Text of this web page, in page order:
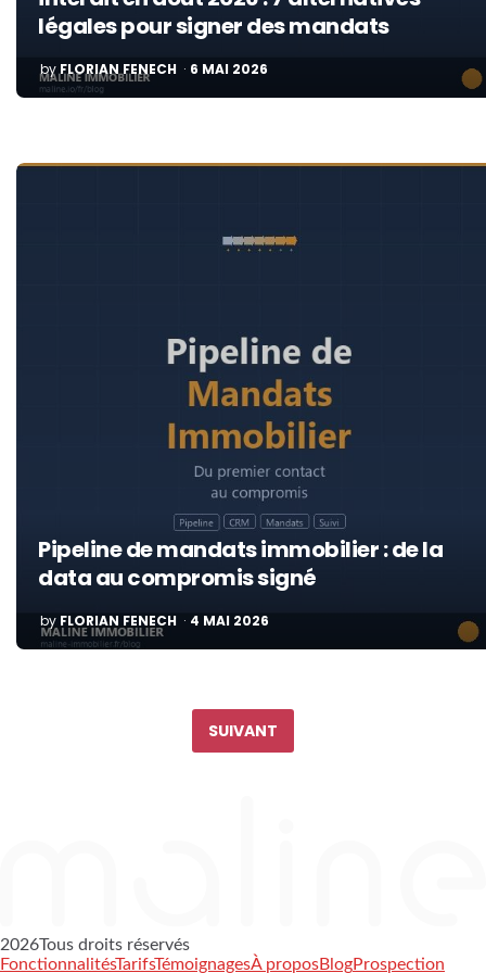
légales pour signer des mandats
POSTED
BY
byFLORIAN FENECH 6 MAI 2026
Pipeline de mandats immobilier : de la
data au compromis signé
POSTED
BY
by FLORIAN FENECH 4 MAI 2026
SUIVANT
2026Tous droits réservés
FonctionnalitésTarifsTémoignagesÀ proposBlogProspection